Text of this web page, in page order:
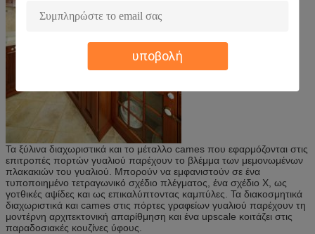
υποβολή
Τα ξύλινα διαχωριστικά και το μέταλλο cames που εφαρμόζονται στις
επιτροπές πορτών γυαλιού παρέχουν το βλέμμα των μεμονωμένων
πλακακιών του γυαλιού. Μπορούν να εμφανιστούν σε ένα
τυποποιημένο τετραγωνικό σχέδιο πλέγματος, ένα σχέδιο Χ, ως
γοτθικές αψίδες και ως επικαλύπτοντας καμπύλες. Τα διακοσμητικά
διαχωριστικά και cames στις πόρτες γραφείων γυαλιού παρέχουν τη
μοντέρνη αρχιτεκτονική απαρίθμηση και ένα upscale κοιτάζει στις
παραδοσιακές κουζίνες ύφους.